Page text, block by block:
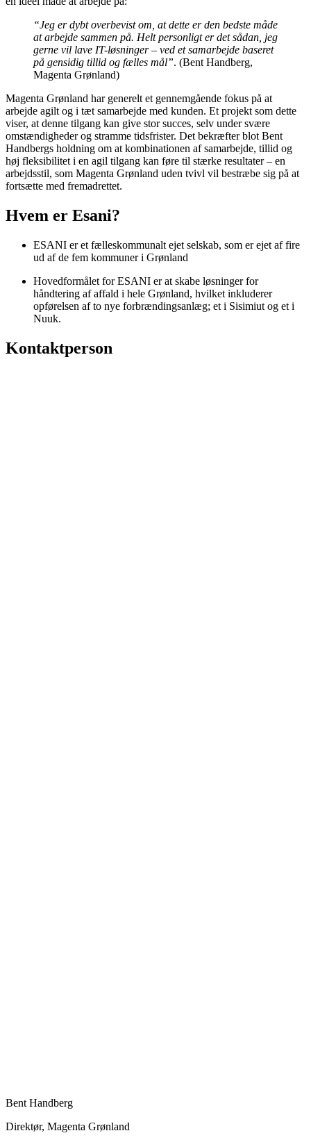
“Jeg er dybt overbevist om, at dette er den bedste måde
at arbejde sammen på. Helt personligt er det sådan, jeg
gerne vil lave IT-løsninger – ved et samarbejde baseret
på gensidig tillid og fælles mål”. (Bent Handberg,
Magenta Grønland)
Magenta Grønland har generelt et gennemgående fokus på at
arbejde agilt og i tæt samarbejde med kunden. Et projekt som dette
viser, at denne tilgang kan give stor succes, selv under svære
omstændigheder og stramme tidsfrister. Det bekræfter blot Bent
Handbergs holdning om at kombinationen af samarbejde, tillid og
høj fleksibilitet i en agil tilgang kan føre til stærke resultater – en
arbejdsstil, som Magenta Grønland uden tvivl vil bestræbe sig på at
fortsætte med fremadrettet.
Hvem er Esani?
ESANI er et fælleskommunalt ejet selskab, som er ejet af fire
ud af de fem kommuner i Grønland
Hovedformålet for ESANI er at skabe løsninger for
håndtering af affald i hele Grønland, hvilket inkluderer
opførelsen af to nye forbrændingsanlæg; et i Sisimiut og et i
Nuuk.
Kontaktperson
Bent Handberg
Direktør, Magenta Grønland